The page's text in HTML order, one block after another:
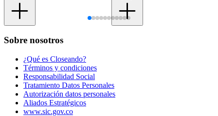
Sobre nosotros
¿Qué es Closeando?
Términos y condiciones
Responsabilidad Social
Tratamiento Datos Personales
Autorización datos personales
Aliados Estratégicos
www.sic.gov.co